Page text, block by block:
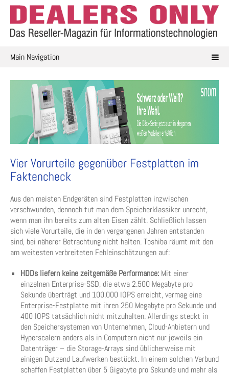
Skip
content
Main Navigation
Vier Vorurteile gegenüber Festplatten im
Faktencheck​
Aus den meisten Endgeräten sind Festplatten inzwischen
verschwunden, dennoch tut man dem Speicherklassiker unrecht,
wenn man ihn bereits zum alten Eisen zählt. Schließlich lassen
sich viele Vorurteile, die in den vergangenen Jahren entstanden
sind, bei näherer Betrachtung nicht halten. Toshiba räumt mit den
am weitesten verbreiteten Fehleinschätzungen auf:
HDDs liefern keine zeitgemäße Performance: Mit einer
einzelnen Enterprise-SSD, die etwa 2.500 Megabyte pro
Sekunde überträgt und 100.000 IOPS erreicht, vermag eine
Enterprise-Festplatte mit ihren 250 Megabyte pro Sekunde und
400 IOPS tatsächlich nicht mitzuhalten. Allerdings steckt in
den Speichersystemen von Unternehmen, Cloud-Anbietern und
Hyperscalern anders als in Computern nicht nur jeweils ein
Datenträger – die Storage-Arrays sind üblicherweise mit
einigen Dutzend Laufwerken bestückt. In einem solchen Verbund
schaffen Festplatten über 5 Gigabyte pro Sekunde und mehr als